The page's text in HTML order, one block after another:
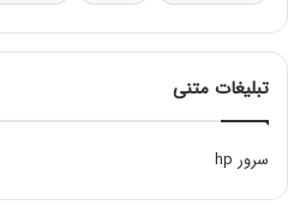
تبلیغات متنی
سرور hp